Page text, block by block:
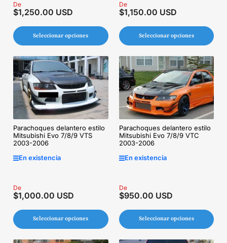
Precio
regular
De
$1,250.00 USD
Seleccionar opciones
Precio
regular
De
$1,150.00 USD
Seleccionar opciones
Parachoques delantero estilo
Mitsubishi Evo 7/8/9 VTS
2003-2006
En existencia
Precio
regular
De
$1,000.00 USD
Seleccionar opciones
Parachoques delantero estilo
Mitsubishi Evo 7/8/9 VTC
2003-2006
En existencia
Precio
regular
De
$950.00 USD
Seleccionar opciones